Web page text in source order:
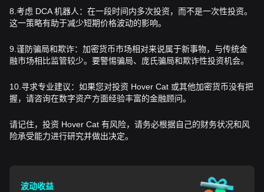
8.考虑 DCA 机器人：在一段时间内多次投资，而不是一次性投资。
这一策略有助于减少短期价格波动的影响。
9.谨防骗局和欺诈：加密货币市场相对来说属于新事物，与传统金
融市场相比监管较少。要警惕骗局、庞氏骗局和欺诈性投资机会。
10.寻求专业建议：如果您对投资 Hover Cat 或其他加密货币没有把
握，请咨询在数字资产方面经验丰富的金融顾问。
请记住，投资 Hover Cat 有风险，请务必根据自己的财务状况和风
险承受能力进行研究并做出决定。
波动收益